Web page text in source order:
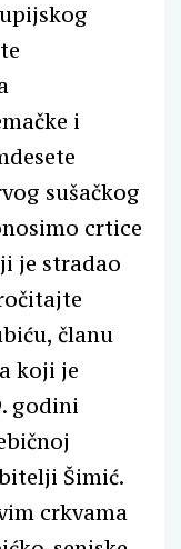
i
sušačkog
crtice
je stradao
članu
koji je
godini
Šimić.
crkvama